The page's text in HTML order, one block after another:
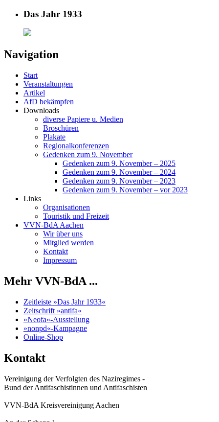
Das Jahr 1933
Navigation
Start
Veranstaltungen
Artikel
AfD bekämpfen
Downloads
diverse Papiere u. Medien
Broschüren
Plakate
Regionalkonferenzen
Gedenken zum 9. November
Gedenken zum 9. November – 2025
Gedenken zum 9. November – 2024
Gedenken zum 9. November – 2023
Gedenken zum 9. November – vor 2023
Links
Organisationen
Touristik und Freizeit
VVN-BdA Aachen
Wir über uns
Mitglied werden
Kontakt
Impressum
Mehr VVN-BdA ...
Zeitleiste »Das Jahr 1933«
Zeitschrift »antifa«
»Neofa«-Ausstellung
»nonpd«-Kampagne
Online-Shop
Kontakt
Vereinigung der Verfolgten des Naziregimes -
Bund der Antifaschistinnen und Antifaschisten
VVN-BdA Kreisvereinigung Aachen